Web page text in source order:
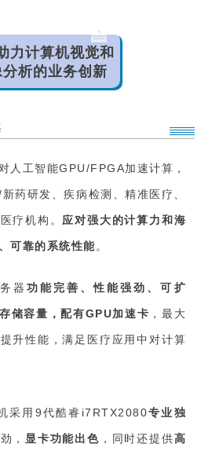
力计算机视觉和
分析的业务创新
人工智能GPU/FPGA加速计算，
药研发、疾病检测、精准医疗、
疗机构。应对强大的计算力和海
可靠的系统性能。
器功能完善、性能强劲、可扩
储容量 ，配有GPU加速卡 ，最大
升性能，满足医疗应用中对计算
采用9代酷睿i7RTX2080专业独
，显卡功能出色 ，同时还提供高